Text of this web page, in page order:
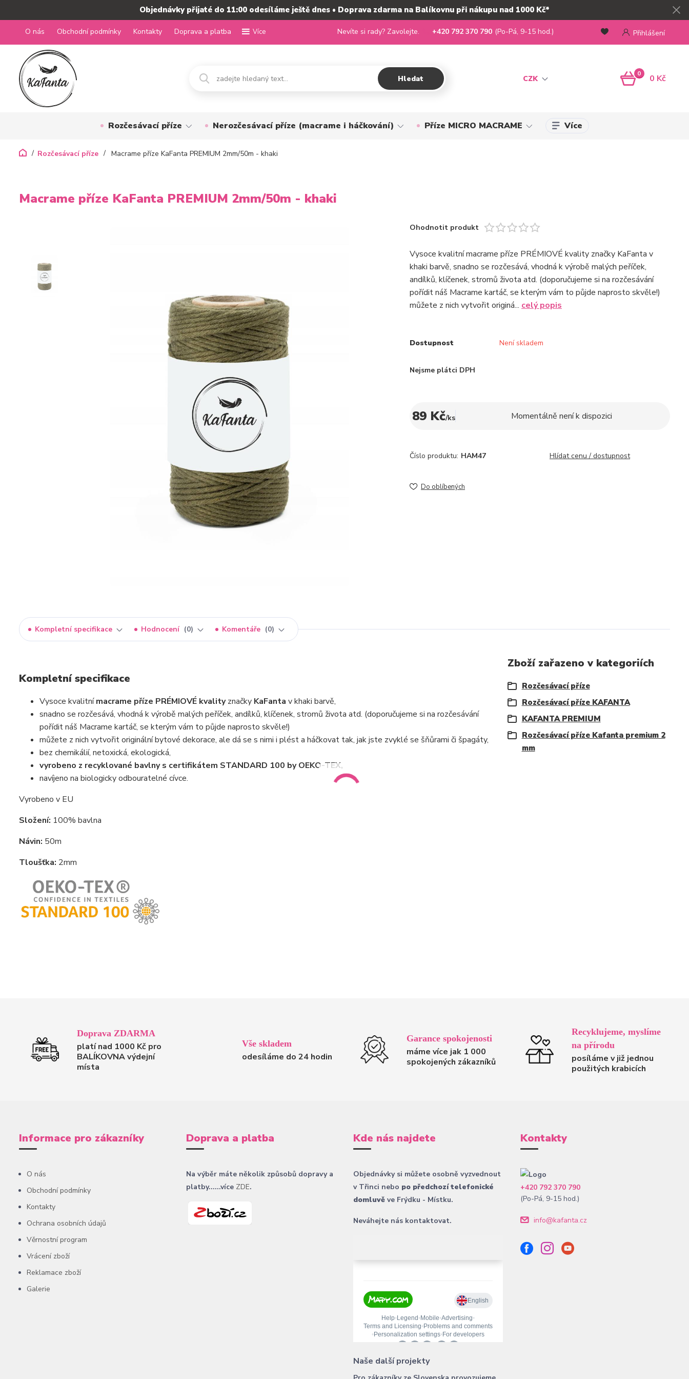
Objednávky přijaté do 11:00 odesíláme ještě dnes • Doprava zdarma na Balíkovnu při nákupu nad 1000 Kč*
O nás Obchodní podmínky Kontakty Doprava a platba Více
CZK
Přihlášení
Hledat
Nevíte si rady? Zavolejte. +420 792 370 790 (Po-Pá, 9-15 hod.)
0 0 Kč
Rozčesávací příze Nerozčesávací příze (macrame i háčkování) Příze MICRO MACRAME Více
Rozčesávací příze Macrame příze KaFanta PREMIUM 2mm/50m - khaki
Macrame příze KaFanta PREMIUM 2mm/50m - khaki
Ohodnotit produkt
Vysoce kvalitní macrame příze PRÉMIOVÉ kvality značky KaFanta v
khaki barvě, snadno se rozčesává, vhodná k výrobě malých peříček,
andílků, klíčenek, stromů života atd. (doporučujeme si na rozčesávání
pořídit náš Macrame kartáč, se kterým vám to půjde naprosto skvěle!)
můžete z nich vytvořit originá... celý popis
Dostupnost Není skladem
Nejsme plátci DPH
89 Kč/ks Momentálně není k dispozici
Číslo produktu: HAM47 Hlídat cenu / dostupnost
Do oblíbených
Kompletní specifikace Hodnocení 0 Komentáře 0
Kompletní specifikace
Vysoce kvalitnímacrame příze PRÉMIOVÉ kvalityznačky KaFanta v khaki barvě,
snadno se rozčesává, vhodná k výrobě malých peříček, andílků, klíčenek, stromů života atd. (doporučujeme si na rozčesávání
pořídit náš Macrame kartáč, se kterým vám to půjde naprosto skvěle!)
můžete z nich vytvořit originální bytové dekorace, ale dá se s nimi i plést a háčkovat tak, jak jste zvyklé se šňůrami či špagáty,
bez chemikálií, netoxická, ekologická,
vyrobeno z recyklované bavlny s certifikátem STANDARD 100 by OEKO-TEX,
navíjeno na biologicky odbouratelné cívce.
Vyrobeno v EU
Složení: 100% bavlna
Návin: 50m
Tloušťka: 2mm
Zboží zařazeno v kategoriích
Rozčesávací příze
Rozčesávací příze KAFANTA
KAFANTA PREMIUM
Rozčesávací příze Kafanta premium 2
mm
Doprava ZDARMA
platí nad 1000 Kč pro
BALÍKOVNA výdejní
místa
Vše skladem
odesíláme do 24 hodin
Garance spokojenosti
máme více jak 1 000
spokojených zákazníků
Recyklujeme, myslíme
na přírodu
posíláme v již jednou
použitých krabicích
Informace pro zákazníky
O nás
Obchodní podmínky
Kontakty
Ochrana osobních údajů
Věrnostní program
Vrácení zboží
Reklamace zboží
Galerie
Doprava a platba
Na výběr máte několik způsobů dopravy a
platby......více ZDE.
Kde nás najdete
Objednávky si můžete osobně vyzvednout
v Třinci nebo po předchozí telefonické
domluvě ve Frýdku - Místku.
Neváhejte nás kontaktovat.
Naše další projekty
Kontakty
+420 792 370 790
(Po-Pá, 9-15 hod.)
info@kafanta.cz